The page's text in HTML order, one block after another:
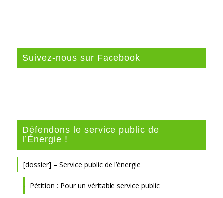
Suivez-nous sur Facebook
Défendons le service public de
l’Énergie !
[dossier] – Service public de l’énergie
Pétition : Pour un véritable service public